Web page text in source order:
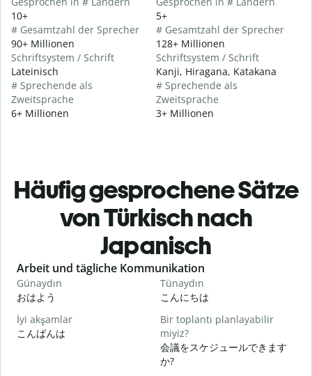
10+
# Gesamtzahl der Sprecher
90+ Millionen
Schriftsystem / Schrift
Lateinisch
# Sprechende als
Zweitsprache
6+ Millionen
5+
# Gesamtzahl der Sprecher
128+ Millionen
Schriftsystem / Schrift
Kanji, Hiragana, Katakana
# Sprechende als
Zweitsprache
3+ Millionen
Häufig gesprochene Sätze
von Türkisch nach
Japanisch
Slide 1 of 6
Arbeit und tägliche Kommunikation
Günaydın
おはよう
Tünaydın
こんにちは
İyi akşamlar
こんばんは
Bir toplantı planlayabilir
miyiz?
会議をスケジュールできます
か?